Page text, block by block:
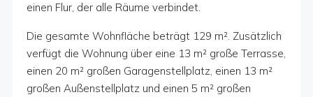
einen Flur, der alle Räume verbindet.
Die gesamte Wohnfläche beträgt 129 m². Zusätzlich
verfügt die Wohnung über eine 13 m² große Terrasse,
einen 20 m² großen Garagenstellplatz, einen 13 m²
großen Außenstellplatz und einen 5 m² großen